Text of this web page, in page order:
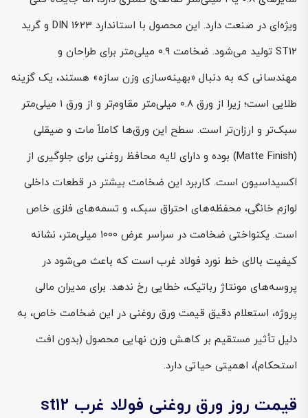
ویژه‌ای در صنعت دارد. این محصول با استاندارد DIN 1623 و گرید
ST12 تولید می‌شود. ضخامت ۰.۹ میلی‌متر برای طراحان و
مهندسانی که به دنبال «بهینه‌سازی وزن سازه» هستند، یک گزینه
طلایی است؛ زیرا از ورق ۰.۸ میلی‌متر مقاوم‌تر و از ورق ۱ میلی‌متر
سبک‌تر و ارزان‌تر است. سطح این ورق‌ها کاملاً مات و صیقلی
(Matte Finish) بوده و دارای لایه محافظ روغنی برای جلوگیری از
اکسیداسیون است. کاربرد این ضخامت بیشتر در قطعات داخلی
لوازم خانگی، محفظه‌های احتراق سبک، و تسمه‌های فلزی خاص
است. یکنواختی ضخامت در سراسر عرض ۱۰۰۰ میلی‌متر، نشانه
کیفیت بالای خط نورد فولاد غرب است که باعث می‌شود در
پروسه‌های مونتاژ رباتیک، خطایی رخ ندهد. برای مدیران مالی
پروژه، استعلام دقیق قیمت ورق روغنی در این ضخامت خاص، به
دلیل تأثیر مستقیم بر کاهش وزن نهایی محصول (بدون افت
استحکام)، اهمیتی حیاتی دارد.
قیمت روز ورق روغنی فولاد غرب st12